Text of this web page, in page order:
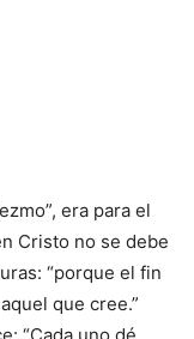
era para el
Cristo no se debe
“porque el fin
que cree.”